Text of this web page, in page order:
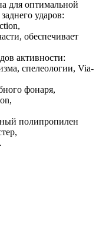
для оптимальной
ударов:
обеспечивает
активности:
спелеологии, Via-
фонаря,
полипропилен